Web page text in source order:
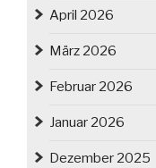
April 2026
März 2026
Februar 2026
Januar 2026
Dezember 2025